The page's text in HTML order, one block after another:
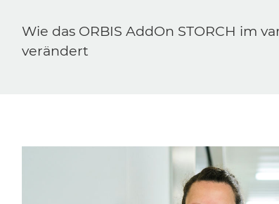
Wie das ORBIS AddOn STORCH im
verändert